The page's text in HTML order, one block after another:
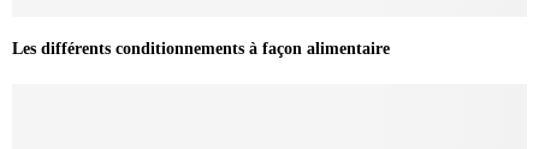
Les différents conditionnements à façon alimentaire